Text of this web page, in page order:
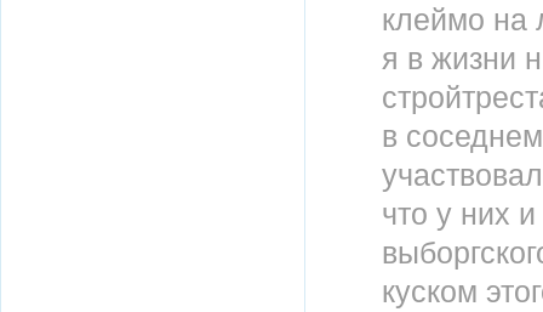
клеймо на
я в жизни
в
что у них
куском